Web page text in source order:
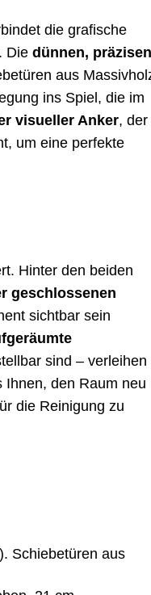
die grafische
Diedünnen, präzisen
aus
ins Spiel, die im
visueller Anker, der
um eine perfekte
Hinter den beiden
geschlossenen
sichtbar sein
sind – verleihen
den Raum neu
die Reinigung zu
Schiebetüren aus